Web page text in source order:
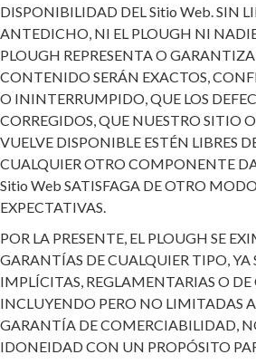
DISPONIBILIDAD DEL Sitio Web. SIN
ANTEDICHO, NI EL PLOUGH NI
PLOUGH REPRESENTA O
CONTENIDO SERÁN EXACTOS,
O ININTERRUMPIDO, QUE LOS
CORREGIDOS, QUE NUESTRO SITIO
VUELVE DISPONIBLE ESTÉN LIBRES
CUALQUIER OTRO COMPONENTE
Sitio Web SATISFAGA DE OTRO
EXPECTATIVAS.
POR LA PRESENTE, EL PLOUGH SE
GARANTÍAS DE CUALQUIER TIPO, YA
IMPLÍCITAS, REGLAMENTARIAS O
INCLUYENDO PERO NO LIMITADAS
GARANTÍA DE COMERCIABILIDAD,
IDONEIDAD CON UN PROPÓSITO